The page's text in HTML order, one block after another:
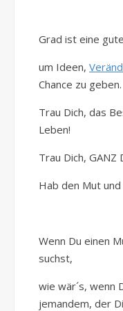
Grad ist eine
um Ideen,
Chance zu geben.
Trau Dich, das
Leben!
Trau Dich, GANZ
Hab den Mut
Wenn Du einen
suchst,
wie wär´s, wenn
jemandem, der